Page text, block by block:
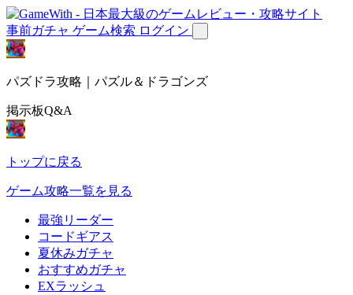
事前ガチャ ゲーム検索 ログイン
パズドラ攻略｜パズル＆ドラゴンズ
掲示板Q&A
トップに戻る
ゲーム攻略一覧を見る
最強リーダー
コードギアス
夏休みガチャ
おすすめガチャ
EXラッシュ